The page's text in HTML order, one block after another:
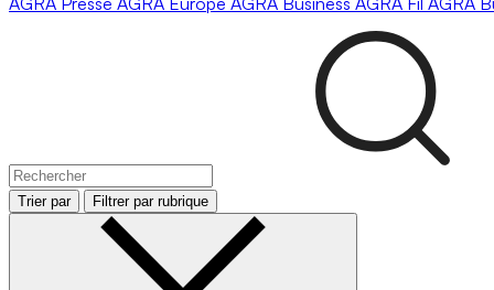
Trier par Filtrer par rubrique